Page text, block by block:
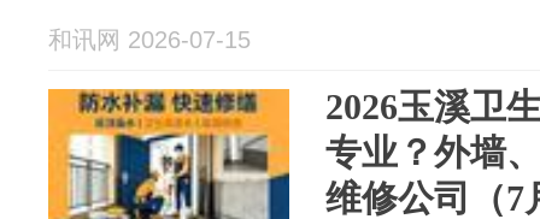
和讯网 2026-07-15
2026玉溪卫
专业？外墙
维修公司（7